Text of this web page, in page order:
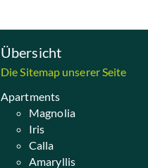
Übersicht
Die Sitemap unserer Seite
Apartments
Magnolia
Iris
Calla
Amaryllis